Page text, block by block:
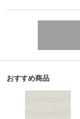
おすすめ商品